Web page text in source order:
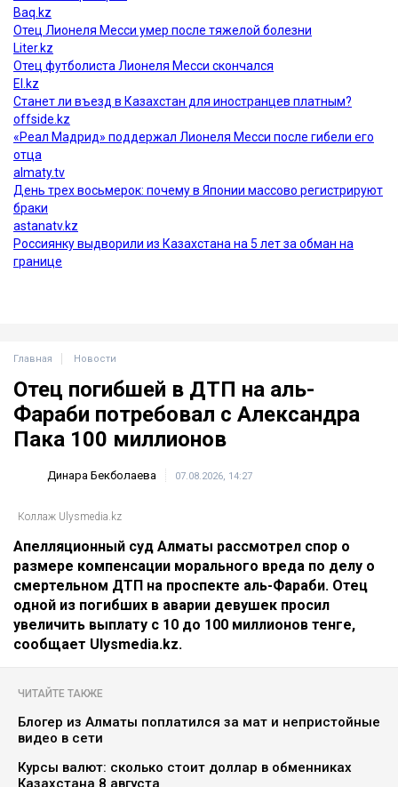
Главная Новости
Отец погибшей в ДТП на аль-
Фараби потребовал с Александра
Динара Бекболаева
Коллаж Ulysmedia.kz
Апелляционный суд Алматы рассмотрел спор о